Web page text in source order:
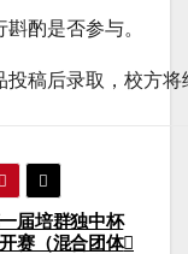
酌是否参与。
稿后录取，校方
届培群独中杯
赛（混合团体